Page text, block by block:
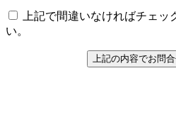
上記で間違いなければチェッ
い。